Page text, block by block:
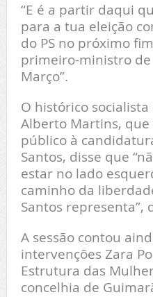
“E é a partir daqui
para a tua eleição
do PS no próximo
primeiro-ministro de
Março”.
O histórico
Alberto Martins,
público à
Santos, disse que
estar no lado
caminho da
Santos representa”,
A sessão contou
intervenções Zara
Estrutura das
concelhia de